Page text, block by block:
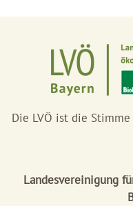
Die LVÖ ist die
Landesvereinigung